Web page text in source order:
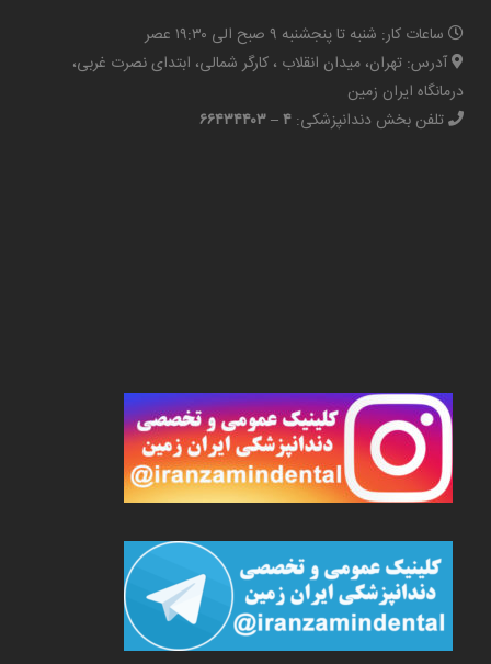
ساعات کار: شنبه تا پنجشنبه ۹ صبح الی ۱۹:۳۰ عصر
آدرس: تهران، میدان انقلاب ، کارگر شمالی، ابتدای نصرت غربی،
درمانگاه ایران زمین
تلفن بخش دندانپزشکی: ۴ – ۶۶۴۳۴۴۰۳